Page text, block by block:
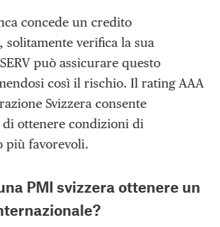
concede un credito
solitamente verifica la sua
può assicurare questo
così il rischio. Il rating AAA
Svizzera consente
di ottenere condizioni di
più favorevoli.
PMI svizzera ottenere un